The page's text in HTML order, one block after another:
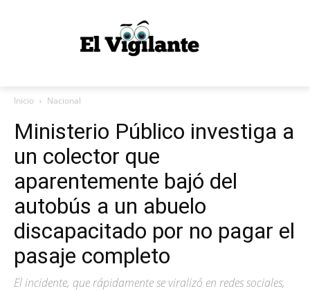
Inicio Nacional
Ministerio Público investiga a
un colector que
aparentemente bajó del
autobús a un abuelo
discapacitado por no pagar el
pasaje completo
El incidente, que rápidamente se viralizó en redes sociales,